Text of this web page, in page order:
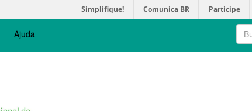
Simplifique! Comunica BR Participe
Ajuda